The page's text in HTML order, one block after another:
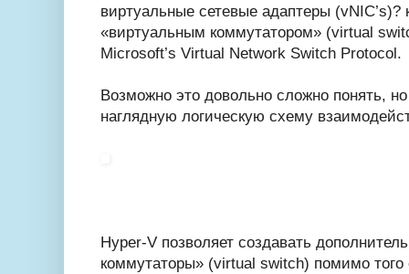
виртуальные сетевые адаптеры (vNIC’s)?
«виртуальным коммутатором» (virtual
Microsoft’s Virtual Network Switch Protocol.
Возможно это довольно сложно понять,
наглядную логическую схему
Hyper-V позволяет создавать
коммутаторы» (virtual switch) помимо того